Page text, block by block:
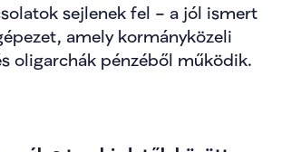
sejlenek fel – a jól ismert
amely kormányközeli
oligarchák pénzéből működik.